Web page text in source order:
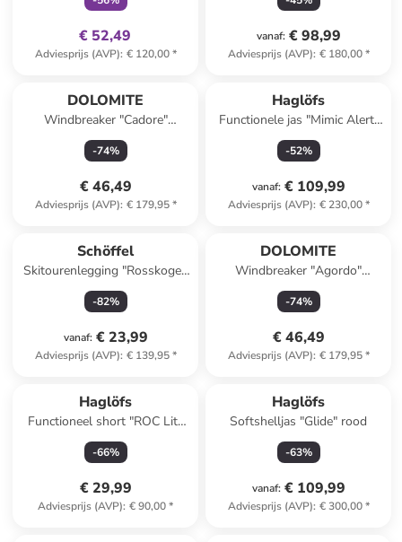
€ 52,49
Adviesprijs (AVP): € 120,00*
vanaf: € 98,99
Adviesprijs (AVP): € 180,00*
DOLOMITE
Windbreaker "Cadore"
donkergrijs
-74%
€ 46,49
Adviesprijs (AVP): € 179,95*
Haglöfs
Functionele jas "Mimic Alert"
lichtblauw
-52%
vanaf: € 109,99
Adviesprijs (AVP): € 230,00*
Schöffel
Skitourenlegging "Rosskogel"
rood/oranje
-82%
vanaf: € 23,99
Adviesprijs (AVP): € 139,95*
DOLOMITE
Windbreaker "Agordo"
antraciet
-74%
€ 46,49
Adviesprijs (AVP): € 179,95*
Haglöfs
Functioneel short "ROC Lite
Standard" beige
-66%
€ 29,99
Adviesprijs (AVP): € 90,00*
Haglöfs
Softshelljas "Glide" rood
-63%
vanaf: € 109,99
Adviesprijs (AVP): € 300,00*